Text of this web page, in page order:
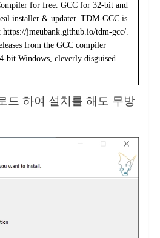
for free. GCC for 32-bit and
installer & updater. TDM-GCC is
https://jmeubank.github.io/tdm-gcc/.
from the GCC compiler
bit Windows, cleverly disguised
드 하여 설치를 해도 무방